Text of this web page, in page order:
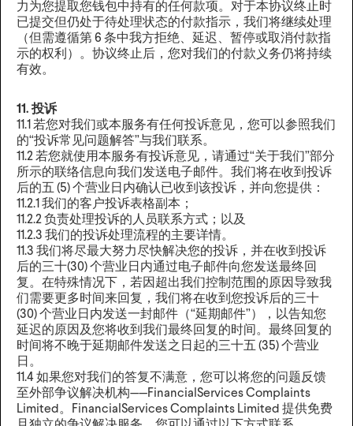
力为您提取您钱包中持有的任何款项。对于本协议终止时
已提交但仍处于待处理状态的付款指示，我们将继续处理
（但需遵循第 6 条中我方拒绝、延迟、暂停或取消付款指
示的权利）。协议终止后，您对我们的付款义务仍将持续
有效。
11. 投诉
11.1 若您对我们或本服务有任何投诉意见，您可以参照我们
的“投诉常见问题解答”与我们联系。
11.2 若您就使用本服务有投诉意见，请通过“关于我们”部分
所示的联络信息向我们发送电子邮件。我们将在收到投诉
后的五 (5) 个营业日内确认已收到该投诉，并向您提供：
11.2.1 我们的客户投诉表格副本；
11.2.2 负责处理投诉的人员联系方式；以及
11.2.3 我们的投诉处理流程的主要详情。
11.3 我们将尽最大努力尽快解决您的投诉，并在收到投诉
后的三十(30) 个营业日内通过电子邮件向您发送最终回
复。在特殊情况下，若因超出我们控制范围的原因导致我
们需要更多时间来回复，我们将在收到您投诉后的三十
(30) 个营业日内发送一封邮件（“延期邮件”），以告知您
延迟的原因及您将收到我们最终回复的时间。最终回复的
时间将不晚于延期邮件发送之日起的三十五 (35) 个营业
日。
11.4 如果您对我们的答复不满意，您可以将您的问题反馈
至外部争议解决机构——FinancialServices Complaints
Limited。FinancialServices Complaints Limited 提供免费